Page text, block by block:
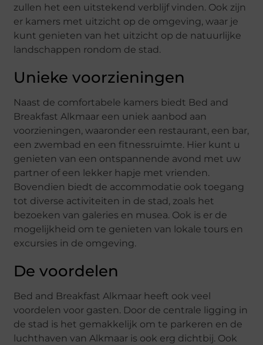
zullen het een uitstekend verblijf vinden. Ook zijn
er kamers met uitzicht op de omgeving, waar je
kunt genieten van het uitzicht op de natuurlijke
landschappen rondom de stad.
Unieke voorzieningen
Naast de comfortabele kamers biedt Bed and
Breakfast Alkmaar een uniek aanbod aan
voorzieningen, waaronder een restaurant, een bar,
een zwembad en een fitnessruimte. Hier kunt u
genieten van een ontspannende avond met uw
partner of een lekker hapje met vrienden.
Bovendien biedt de accommodatie ook toegang
tot diverse activiteiten in de stad, zoals het
bezoeken van galeries en musea. Ook is er de
mogelijkheid om te genieten van lokale tours en
excursies in de omgeving.
De voordelen
Bed and Breakfast Alkmaar heeft ook veel
voordelen voor gasten. Door de centrale ligging in
de stad is het gemakkelijk om te parkeren en de
luchthaven van Alkmaar is ook erg dichtbij. Ook